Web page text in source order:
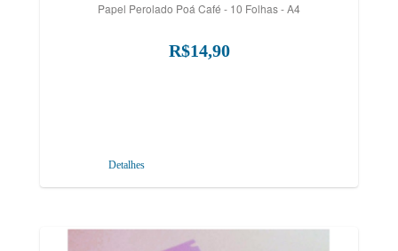
Papel Perolado Poá Café - 10 Folhas - A4
R$14,90
Detalhes